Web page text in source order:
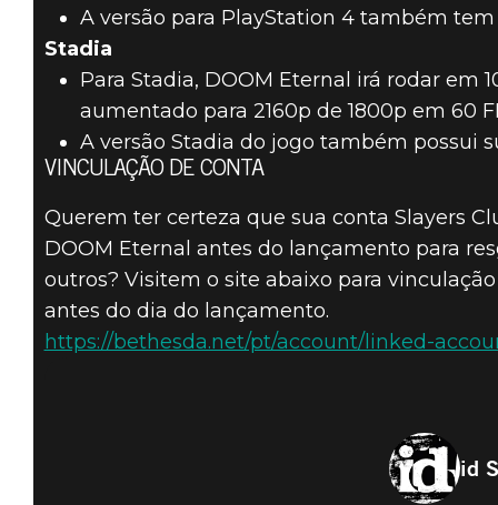
A versão para PlayStation 4 também tem
Stadia
Para Stadia, DOOM Eternal irá rodar em
aumentado para 2160p de 1800p em 60
A versão Stadia do jogo também possui
VINCULAÇÃO DE CONTA
Querem ter certeza que sua conta Slayers
DOOM Eternal antes do lançamento para
outros? Visitem o site abaixo para
antes do dia do lançamento.
https://bethesda.net/pt/account/linked-
id